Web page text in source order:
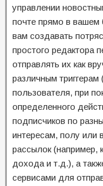
управлении
почте прямо в вашем
вам создавать
простого редактора
отправлять их как
различным триггерам
пользователя, при
определенного
подписчиков по
интересам, полу или
рассылок (например,
дохода и т.д.), а
сервисами для